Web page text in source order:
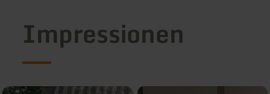
Impressionen